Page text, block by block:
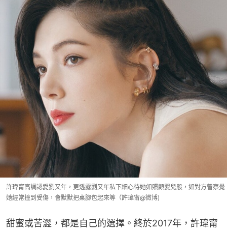
許瑋甯高調認愛劉又年，更透露劉又年私下細心待她如照顧嬰兒般，如對方曾察覺
她經常撞到受傷，會默默把桌腳包起來等（許瑋甯@微博)
甜蜜或苦澀，都是自己的選擇。終於2017年，許瑋甯